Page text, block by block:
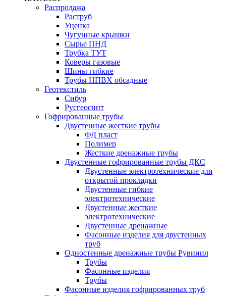
Распродажа
Раструб
Уценка
Чугунные крышки
Сырье ПНД
Трубка ТУТ
Коверы газовые
Шины гибкие
Трубы НПВХ обсадные
Геотекстиль
Сибур
Русгеосинт
Гофрированные трубы
Двустенные жесткие трубы
ФД пласт
Полимер
Жесткие дренажные трубы
Двустенные гофрированные трубы ДКС
Двустенные электротехнические для
открытой прокладки
Двустенные гибкие
электротехнические
Двустенные жесткие
электротехнические
Двустенные дренажные
Фасонные изделия для двустенных
труб
Одностенные дренажные трубы Рувинил
Трубы
Фасонные изделия
Трубы
Фасонные изделия гофрированных труб